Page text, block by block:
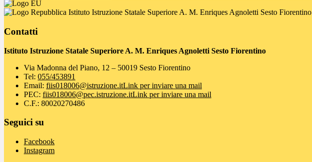
Istituto Istruzione Statale Superiore A. M. Enriques Agnoletti Sesto Fiorentino
Contatti
Istituto Istruzione Statale Superiore A. M. Enriques Agnoletti Sesto Fiorentino
Via Madonna del Piano, 12 – 50019 Sesto Fiorentino
Tel: 055/453891
Email: fiis018006@istruzione.itLink per inviare una mail
PEC: fiis018006@pec.istruzione.itLink per inviare una mail
C.F.: 80020270486
Seguici su
Facebook
Instagram